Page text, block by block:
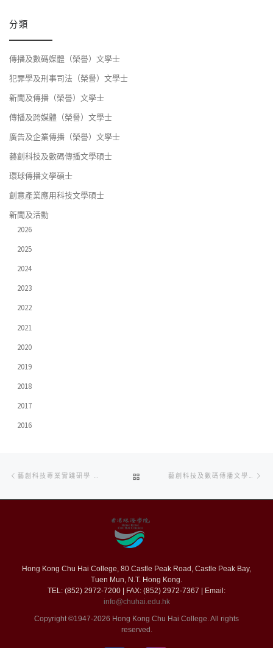
分類
傳播及數碼媒體（榮譽）文學士
犯罪學及刑事司法（榮譽）文學士
新聞及傳播（榮譽）文學士
傳播及跨媒體（榮譽）文學士
廣告及企業傳播（榮譽）文學士
藝創科技及數碼傳播文學碩士
環球傳播文學碩士
創意產業應用科技文學碩士
新聞及活動
2026
2025
2024
2023
2022
2021
2020
2019
2018
2017
2016
navigation
Previous
TO
POST
Hong Kong Chu Hai College, 80 Castle Peak Road, Castle Peak Bay,
Tuen Mun, N.T. Hong Kong.
TEL: (852) 2972-7200 | FAX: (852) 2972-7367 | Email:
info@chuhai.edu.hk
Copyright ©1947-2026 Hong Kong Chu Hai College. All rights
reserved.